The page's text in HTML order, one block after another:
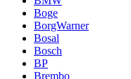
Boge
BorgWarner
Bosal
Bosch
BP
Brembo